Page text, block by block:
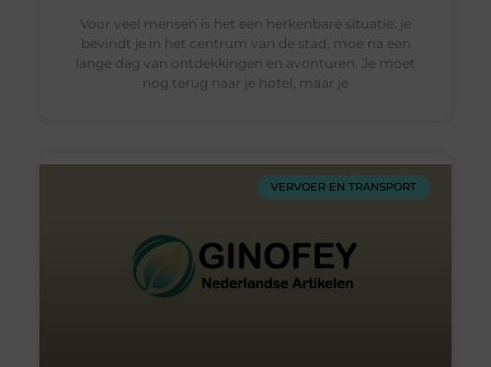
Voor veel mensen is het een herkenbare situatie: je
bevindt je in het centrum van de stad, moe na een
lange dag van ontdekkingen en avonturen. Je moet
nog terug naar je hotel, maar je
VERVOER EN TRANSPORT